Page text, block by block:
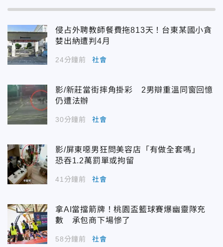
侵占外聘教師餐費拖813天！台東某國小貪
婪出納遭判4月
24分鐘前 社會
影/新莊當街摔角掛彩 2男辯重溫同窗回憶
仍遭法辦
30分鐘前 社會
影/屏東噁男狂問美容店「有做全套嗎」
恐吞1.2萬罰單或拘留
41分鐘前 社會
拿AI當擋箭牌！桃園盃籃球賽爆幽靈隊充
數 承包商下場慘了
58分鐘前 社會